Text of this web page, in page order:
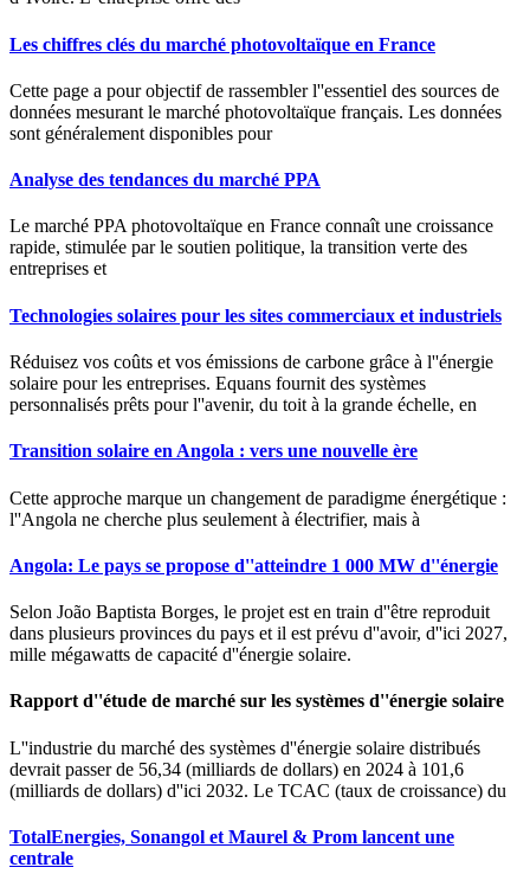
Les chiffres clés du marché photovoltaïque en France
Cette page a pour objectif de rassembler l''essentiel des sources de
données mesurant le marché photovoltaïque français. Les données
sont généralement disponibles pour
Analyse des tendances du marché PPA
Le marché PPA photovoltaïque en France connaît une croissance
rapide, stimulée par le soutien politique, la transition verte des
entreprises et
Technologies solaires pour les sites commerciaux et industriels
Réduisez vos coûts et vos émissions de carbone grâce à l''énergie
solaire pour les entreprises. Equans fournit des systèmes
personnalisés prêts pour l''avenir, du toit à la grande échelle, en
Transition solaire en Angola : vers une nouvelle ère
Cette approche marque un changement de paradigme énergétique :
l''Angola ne cherche plus seulement à électrifier, mais à
Angola: Le pays se propose d''atteindre 1 000 MW d''énergie
Selon João Baptista Borges, le projet est en train d''être reproduit
dans plusieurs provinces du pays et il est prévu d''avoir, d''ici 2027,
mille mégawatts de capacité d''énergie solaire.
Rapport d''étude de marché sur les systèmes d''énergie solaire
L''industrie du marché des systèmes d''énergie solaire distribués
devrait passer de 56,34 (milliards de dollars) en 2024 à 101,6
(milliards de dollars) d''ici 2032. Le TCAC (taux de croissance) du
TotalEnergies, Sonangol et Maurel & Prom lancent une
centrale